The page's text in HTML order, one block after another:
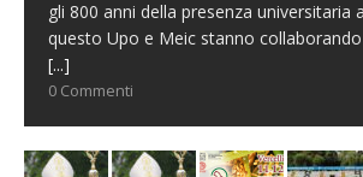
gli 800 anni della presenza universitaria
questo Upo e Meic stanno
[...]
0 Commenti